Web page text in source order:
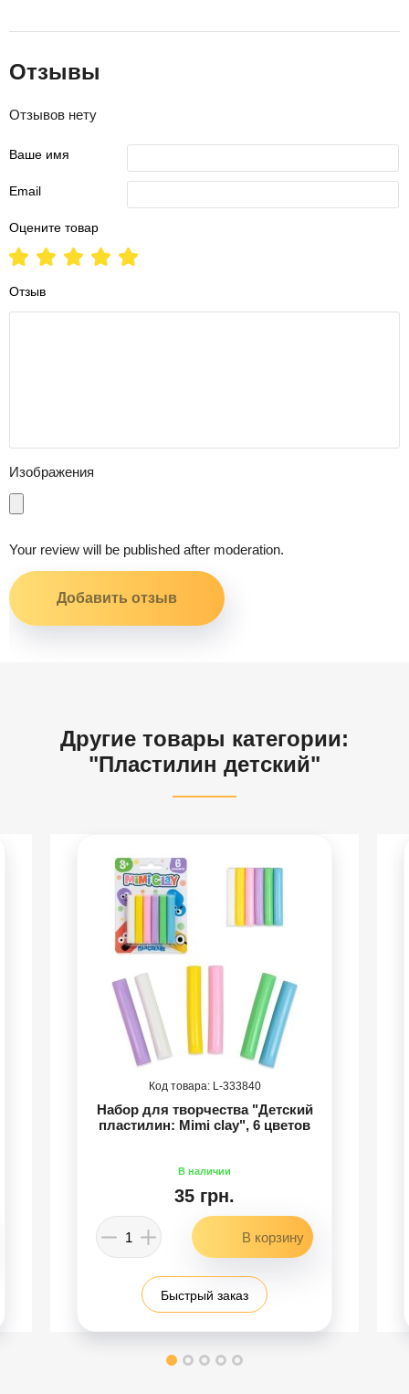
Отзывы
Отзывов нету
Ваше имя
Email
Оцените товар
Отзыв
Изображения
Your review will be published after moderation.
Другие товары категории:
"Пластилин детский"
333840
Набор для творчества "Детский
пластилин: Mimi clay", 6 цветов
35 грн.
Быстрый заказ